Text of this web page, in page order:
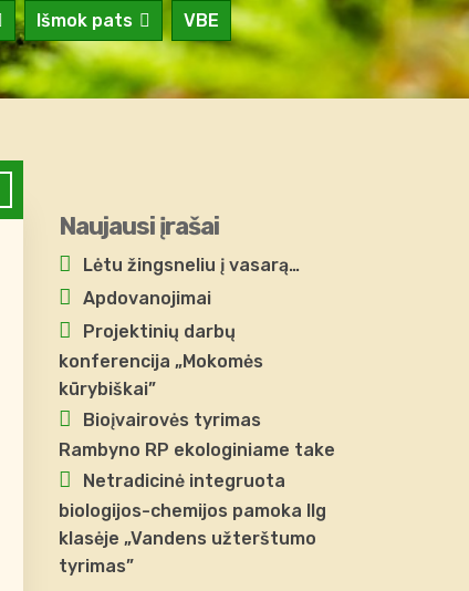
Išmok pats
VBE
Naujausi įrašai
Lėtu žingsneliu į vasarą…
Apdovanojimai
Projektinių darbų
konferencija „Mokomės
kūrybiškai”
Bioįvairovės tyrimas
Rambyno RP ekologiniame take
Netradicinė integruota
biologijos-chemijos pamoka IIg
klasėje „Vandens užterštumo
tyrimas”